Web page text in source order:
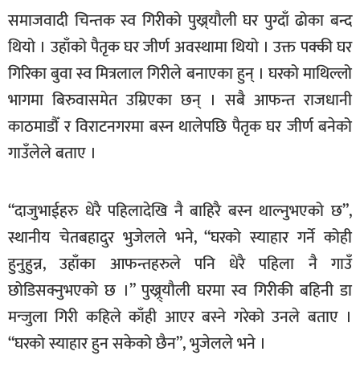
मनोरञ्जन
फोटो
/
भिडियो
अन्य
समाज
विचार
स्वास्थ्य
समाजवादी चिन्तक स्व गिरीको पुख्र्यौली घर पुग्दाँ ढोका बन्द
थियो । उहाँको पैतृक घर जीर्ण अवस्थामा थियो । उक्त पक्की घर
गिरिका बुवा स्व मित्रलाल गिरीले बनाएका हुन् । घरको माथिल्लो
भागमा बिरुवासमेत उम्रिएका छन् । सबै आफन्त राजधानी
काठमाडौँ र विराटनगरमा बस्न थालेपछि पैतृक घर जीर्ण बनेको
गाउँलेले बताए ।
“दाजुभाईहरु धेरै पहिलादेखि नै बाहिरै बस्न थाल्नुभएको छ”,
स्थानीय चेतबहादुर भुजेलले भने, “घरको स्याहार गर्ने कोही
हुनुहुन्न, उहाँका आफन्तहरुले पनि धेरै पहिला नै गाउँ
छोडिसक्नुभएको छ ।” पुख्र्र्यौली घरमा स्व गिरीकी बहिनी डा
मन्जुला गिरी कहिले काँही आएर बस्ने गरेको उनले बताए ।
“घरको स्याहार हुन सकेको छैन”, भुजेलले भने ।